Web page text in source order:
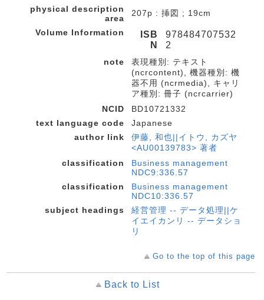
physical description
area
207p : 挿図 ; 19cm
Volume Information
ISB
N
978484707532
2
note
表現種別: テキスト
(ncrcontent), 機器種別: 機
器不用 (ncrmedia), キャリ
ア種別: 冊子 (ncrcarrier)
NCID
BD10721332
text language code
Japanese
author link
伊藤, 和也||イトウ, カズヤ
<AU00139783> 著者
classification
Business management
NDC9:336.57
classification
Business management
NDC10:336.57
subject headings
経営管理 -- データ処理||ケ
イエイカンリ -- データショ
リ
Go to the top of this page
Back to List